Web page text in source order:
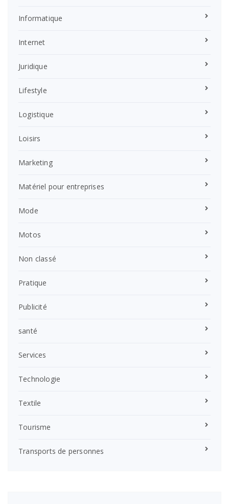
Informatique
Internet
Juridique
Lifestyle
Logistique
Loisirs
Marketing
Matériel pour entreprises
Mode
Motos
Non classé
Pratique
Publicité
santé
Services
Technologie
Textile
Tourisme
Transports de personnes